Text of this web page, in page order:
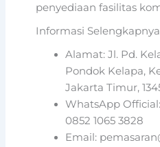
penyediaan fasilitas
Informasi
Alamat: Jl. Pd.
Pondok Kelapa,
Jakarta Timur,
WhatsApp
0852 1065 3828
Email: